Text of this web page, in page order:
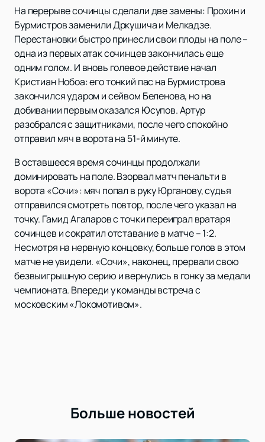
На перерыве сочинцы сделали две замены: Прохин и
Бурмистров заменили Дркушича и Мелкадзе.
Перестановки быстро принесли свои плоды на поле –
одна из первых атак сочинцев закончилась еще
одним голом. И вновь голевое действие начал
Кристиан Нобоа: его тонкий пас на Бурмистрова
закончился ударом и сейвом Беленова, но на
добивании первым оказался Юсупов. Артур
разобрался с защитниками, после чего спокойно
отправил мяч в ворота на 51-й минуте.
В оставшееся время сочинцы продолжали
доминировать на поле. Взорвал матч пенальти в
ворота «Сочи»: мяч попал в руку Юрганову, судья
отправился смотреть повтор, после чего указал на
точку. Гамид Агаларов с точки переиграл вратаря
сочинцев и сократил отставание в матче – 1:2.
Несмотря на нервную концовку, больше голов в этом
матче не увидели. «Сочи», наконец, прервали свою
безвыигрышную серию и вернулись в гонку за медали
чемпионата. Впереди у команды встреча с
московским «Локомотивом».
Больше новостей